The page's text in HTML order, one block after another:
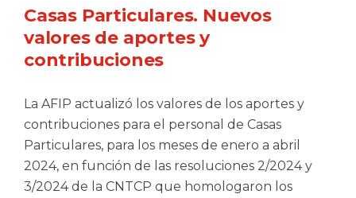
Casas Particulares. Nuevos
valores de aportes y
contribuciones
La AFIP actualizó los valores de los aportes y
contribuciones para el personal de Casas
Particulares, para los meses de enero a abril
2024, en función de las resoluciones 2/2024 y
3/2024 de la CNTCP que homologaron los